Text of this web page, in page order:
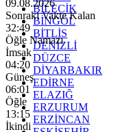
BİLECİK
BİNGÖL
BİTLİS
DENİZLİ
DÜZCE
DİYARBAKIR
EDİRNE
ELAZIĞ
ERZURUM
ERZİNCAN
09.08.2026
Sonraki Vakte Kalan
32:47
Öğle Namazı
İmsak
04:20
Güneş
06:01
Öğle
13:15
İkindi